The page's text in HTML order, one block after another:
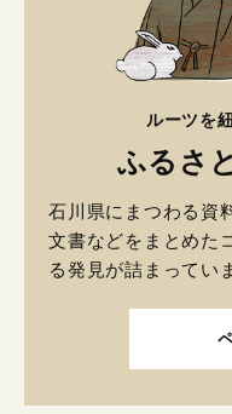
ルーツを
ふるさ
石川県にまつわる資
文書などをまとめた
る発見が詰まってい